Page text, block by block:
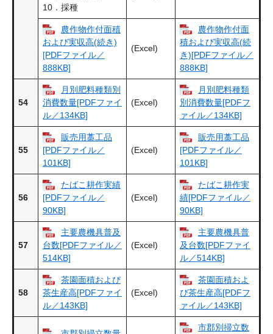
10．採種
農作物作付面積
および実収高(続き)
[PDFファイル／
888KB]
(Excel)
農作物作付面
積および実収高(続
き)[PDFファイル／
888KB]
54
月別肥料種類別
消費数量[PDFファイ
ル／134KB]
(Excel)
月別肥料種類
別消費数量[PDFフ
ァイル／134KB]
55
販売用藁工品
[PDFファイル／
101KB]
(Excel)
販売用藁工品
[PDFファイル／
101KB]
56
たばこ耕作実績
[PDFファイル／
90KB]
(Excel)
たばこ耕作実
績[PDFファイル／
90KB]
57
主要農機具普及
台数[PDFファイル／
514KB]
(Excel)
主要農機具普
及台数[PDFファイ
ル／514KB]
58
茶園面積および
茶生産高[PDFファイ
ル／143KB]
(Excel)
茶園面積およ
び茶生産高[PDFフ
ァイル／143KB]
市郡別掃立数